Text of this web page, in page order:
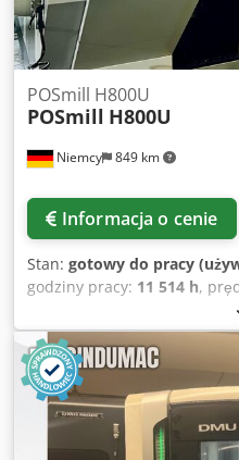
Zmieniacz 2 palet
Niemcy 849 km
POSmill H800U
POSmill H800U
Informacja o cenie
Stan: gotowy do pracy
godziny pracy: 11 514 h,
, masa
670 mm, przesuw osi Y:820
producent sterowników:
TNC 640
, Ta 5-
została wyprodukowana w
skokiem osi X wynoszącym
wynoszącym 820 mm oraz